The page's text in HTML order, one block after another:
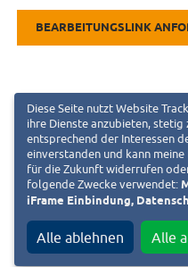
BEARBEITUNGSLINK
Diese Seite nutzt Website
ihre Dienste anzubieten,
entsprechend der Interessen
einverstanden und kann
für die Zukunft widerrufen
folgende Zwecke verwendet:
iFrame Einbindung,
Alle ablehnen Alle